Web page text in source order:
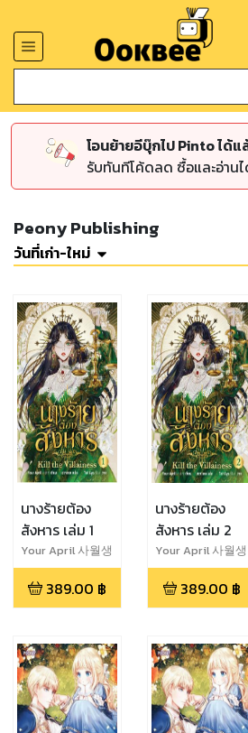
โอนย้ายอีบุ๊กไป Pinto ได้
รับทันทีโค้ดลด ซื้อและอ่าน
Peony Publishing
วันที่เก่า-ใหม่
นางร้ายต้อง
สังหาร เล่ม 1
Your April 사월생
389.00 ฿
นางร้ายต้อง
สังหาร เล่ม 2
Your April 사월생
389.00 ฿